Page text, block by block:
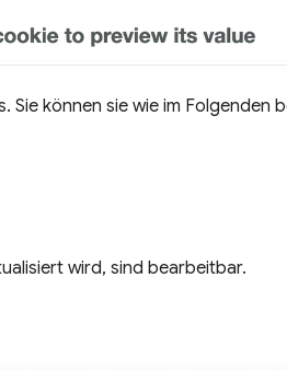
können sie wie im Folgenden
wird, sind bearbeitbar.